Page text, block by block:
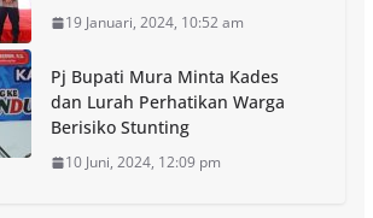
19 Januari, 2024, 10:52 am
Pj Bupati Mura Minta Kades
dan Lurah Perhatikan Warga
Berisiko Stunting
10 Juni, 2024, 12:09 pm